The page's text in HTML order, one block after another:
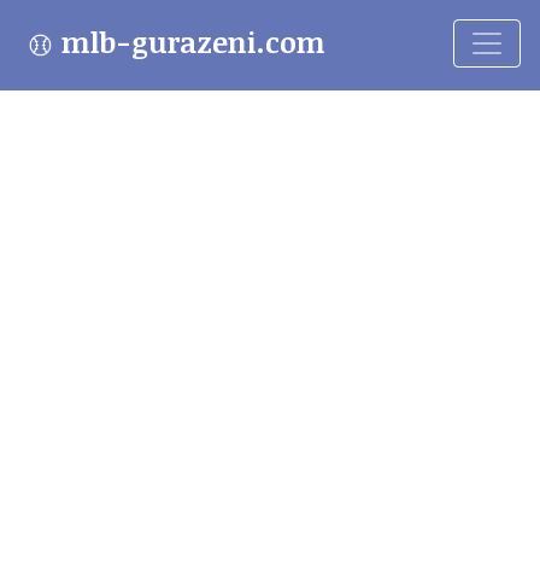
mlb-gurazeni.com